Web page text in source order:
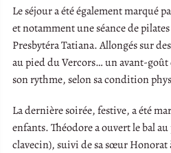
Le séjour a été également marqué
et notamment une séance de
Presbytéra Tatiana. Allongés sur
au pied du Vercors… un avant-goût
son rythme, selon sa condition
La dernière soirée, festive, a été
enfants. Théodore a ouvert le bal
clavecin), suivi de sa sœur Honorat